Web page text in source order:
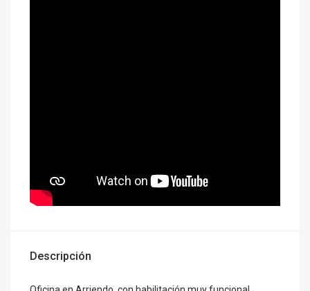
Descripción